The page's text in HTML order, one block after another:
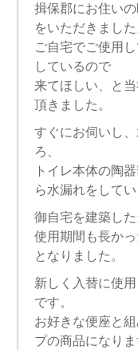
揖保郡にお住い
をいただきました
ご自宅でご使用
しているので
来てほしい、と
頂きました。
すぐにお伺いし
ろ、
トイレ本体の陶
ら水漏れをしてい
御自宅を建築し
使用期間も長か
となりました。
新しく入替に使
です。
お好きな便座と
プの商品になりま